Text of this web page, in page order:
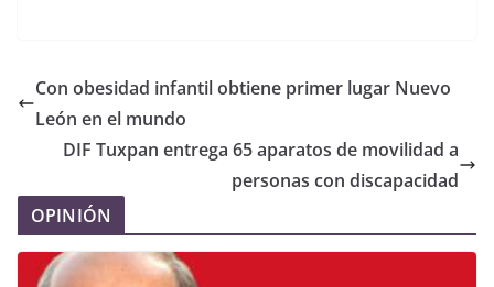
Con obesidad infantil obtiene primer lugar Nuevo
León en el mundo
DIF Tuxpan entrega 65 aparatos de movilidad a
personas con discapacidad
OPINIÓN